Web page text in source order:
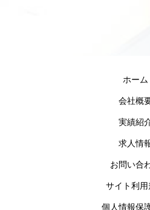
ホーム
会社概
実績紹
求人情
お問い合
サイト利用
個人情報保